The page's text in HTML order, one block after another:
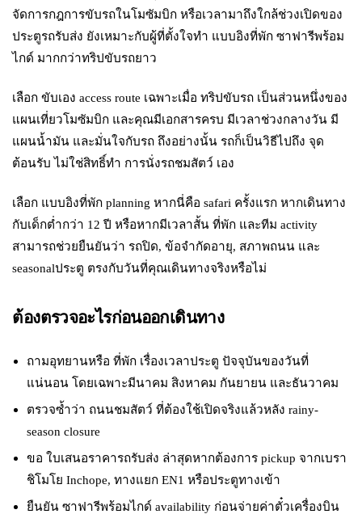
จัดการกฎการขับรถในโมซัมบิก หรือเวลามาถึงใกล้ช่วงเปิดของ
ประตูรถรับส่ง ยังเหมาะกับผู้ที่ตั้งใจทำ แบบอิงที่พัก ซาฟารีพร้อม
ไกด์ มากกว่าทริปขับรถยาว
เลือก ขับเอง access route เฉพาะเมื่อ ทริปขับรถ เป็นส่วนหนึ่งของ
แผนเที่ยวโมซัมบิก และคุณมีเอกสารครบ มีเวลาช่วงกลางวัน มี
แผนน้ำมัน และมั่นใจกับรถ ถึงอย่างนั้น รถก็เป็นวิธีไปถึง จุด
ต้อนรับ ไม่ใช่สิทธิ์ทำ การนั่งรถชมสัตว์ เอง
เลือก แบบอิงที่พัก planning หากนี่คือ safari ครั้งแรก หากเดินทาง
กับเด็กต่ำกว่า 12 ปี หรือหากมีเวลาสั้น ที่พัก และทีม activity
สามารถช่วยยืนยันว่า รถปิด, ข้อจำกัดอายุ, สภาพถนน และ
seasonalประตู ตรงกับวันที่คุณเดินทางจริงหรือไม่
ต้องตรวจอะไรก่อนออกเดินทาง
ถามอุทยานหรือ ที่พัก เรื่องเวลาประตู ปัจจุบันของวันที่
แน่นอน โดยเฉพาะมีนาคม สิงหาคม กันยายน และธันวาคม
ตรวจซ้ำว่า ถนนชมสัตว์ ที่ต้องใช้เปิดจริงแล้วหลัง rainy-
season closure
ขอ ใบเสนอราคารถรับส่ง ล่าสุดหากต้องการ pickup จากเบรา
ชิโมโย Inchope, ทางแยก EN1 หรือประตูทางเข้า
ยืนยัน ซาฟารีพร้อมไกด์ availability ก่อนจ่ายค่าตั๋วเครื่องบิน